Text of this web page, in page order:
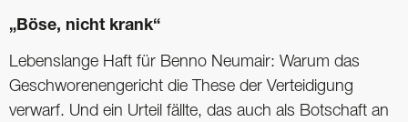
„Böse, nicht krank“
Lebenslange Haft für Benno Neumair: Warum das
Geschworenengericht die These der Verteidigung
verwarf. Und ein Urteil fällte, das auch als Botschaft an